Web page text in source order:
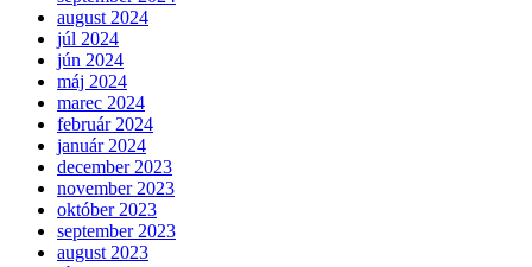
august 2024
júl 2024
jún 2024
máj 2024
marec 2024
február 2024
január 2024
december 2023
november 2023
október 2023
september 2023
august 2023